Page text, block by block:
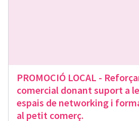
PROMOCIÓ LOCAL -
comercial donant suport a
espais de networking i
al petit comerç.